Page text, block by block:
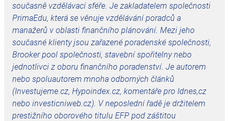
současně vzdělávací sféře. Je zakladatelem společnosti
PrimaEdu, která se věnuje vzdělávání poradců a
manažerů v oblasti finančního plánování. Mezi jeho
současné klienty jsou zařazené poradenské společnosti,
Brooker pool společnosti, stavební spořitelny nebo
jednotlivci z oboru finančního poradenství. Je autorem
nebo spoluautorem mnoha odborných článků
(Investujeme.cz, Hypoindex.cz, komentáře pro Idnes,cz
nebo investicniweb.cz). V neposlední řadě je držitelem
prestižního oborového titulu EFP pod záštitou